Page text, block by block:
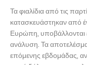
Τα φιαλίδια από τις
κατασκευάστηκαν από
Ευρώπη, υποβάλλονται
ανάλυση. Τα
επόμενης εβδομάδας,